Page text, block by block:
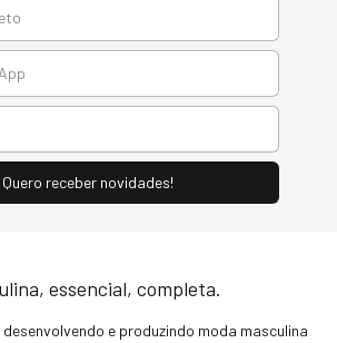
essencial, completa.
e produzindo moda masculina